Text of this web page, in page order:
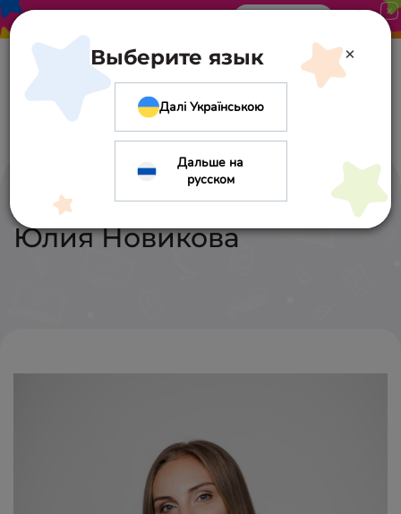
Юлия Новикова
×
Выберите язык
Далі Українською
Дальше на
русском